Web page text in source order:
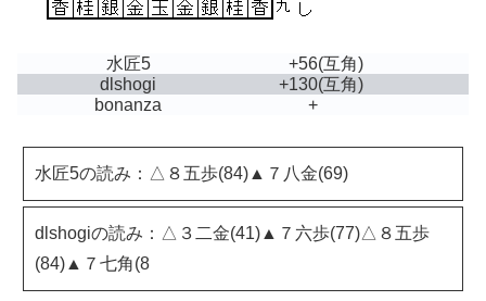
水匠5 +56(互角)
dlshogi
+130(互角)
bonanza
+
水匠5の読み：△８五歩(84)▲７八金(69)
dlshogiの読み：△３二金(41)▲７六歩(77)△８五歩
(84)▲７七角(8